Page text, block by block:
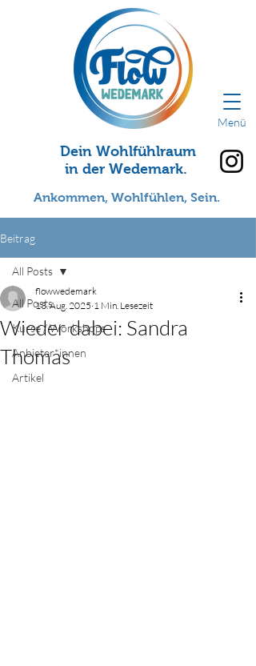
Ankommen, Wohlfühlen, Sein.
Dein Wohlfühlraum
in der Wedemark.
Menü
Beitrag
All Posts
Kurse / Workshops
Anbieter*innen
Artikel
All Posts
Wieder dabei: Sandra
Thomas
flowwedemark
13. Aug. 2025 1 Min. Lesezeit